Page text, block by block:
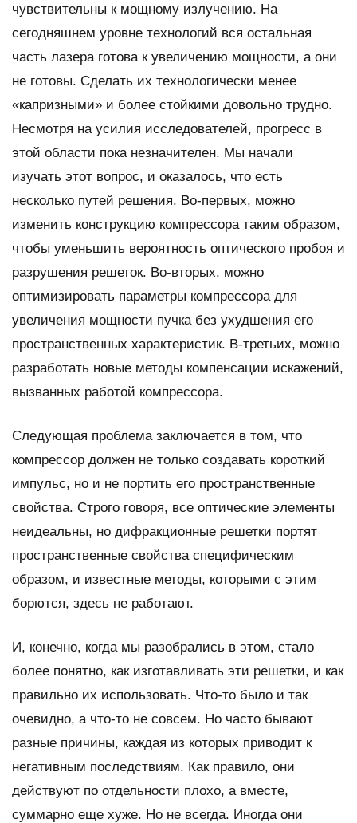
чувствительны к мощному излучению. На
сегодняшнем уровне технологий вся остальная
часть лазера готова к увеличению мощности, а они
не готовы. Сделать их технологически менее
«капризными» и более стойкими довольно трудно.
Несмотря на усилия исследователей, прогресс в
этой области пока незначителен. Мы начали
изучать этот вопрос, и оказалось, что есть
несколько путей решения. Во-первых, можно
изменить конструкцию компрессора таким образом,
чтобы уменьшить вероятность оптического пробоя и
разрушения решеток. Во-вторых, можно
оптимизировать параметры компрессора для
увеличения мощности пучка без ухудшения его
пространственных характеристик. В-третьих, можно
разработать новые методы компенсации искажений,
вызванных работой компрессора.
Следующая проблема заключается в том, что
компрессор должен не только создавать короткий
импульс, но и не портить его пространственные
свойства. Строго говоря, все оптические элементы
неидеальны, но дифракционные решетки портят
пространственные свойства специфическим
образом, и известные методы, которыми с этим
борются, здесь не работают.
И, конечно, когда мы разобрались в этом, стало
более понятно, как изготавливать эти решетки, и как
правильно их использовать. Что-то было и так
очевидно, а что-то не совсем. Но часто бывают
разные причины, каждая из которых приводит к
негативным последствиям. Как правило, они
действуют по отдельности плохо, а вместе,
суммарно еще хуже. Но не всегда. Иногда они